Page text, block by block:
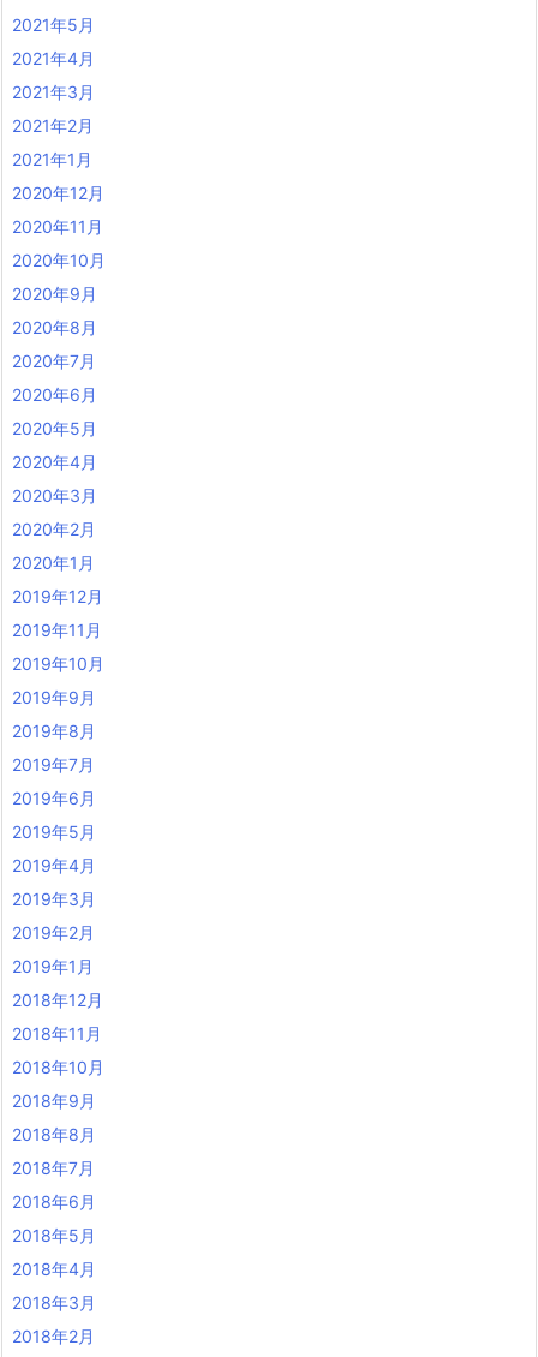
2021年5月
2021年4月
2021年3月
2021年2月
2021年1月
2020年12月
2020年11月
2020年10月
2020年9月
2020年8月
2020年7月
2020年6月
2020年5月
2020年4月
2020年3月
2020年2月
2020年1月
2019年12月
2019年11月
2019年10月
2019年9月
2019年8月
2019年7月
2019年6月
2019年5月
2019年4月
2019年3月
2019年2月
2019年1月
2018年12月
2018年11月
2018年10月
2018年9月
2018年8月
2018年7月
2018年6月
2018年5月
2018年4月
2018年3月
2018年2月